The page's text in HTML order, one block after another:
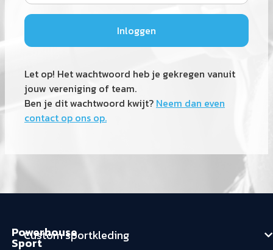
Let op! Het wachtwoord heb je gekregen vanuit
jouw vereniging of team.
Ben je dit wachtwoord kwijt? Neem dan even
contact op ons op.
Powerhouse
Sport
Custom sportkleding